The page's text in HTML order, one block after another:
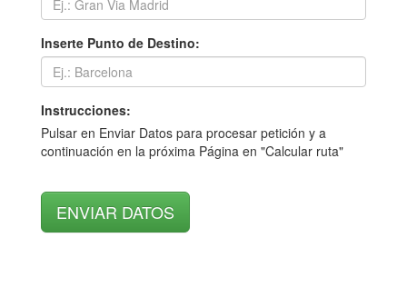
Inserte Punto de Destino:
Instrucciones:
Pulsar en Enviar Datos para procesar petición y a
continuación en la próxima Página en "Calcular ruta"